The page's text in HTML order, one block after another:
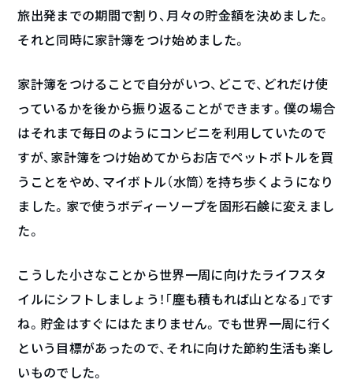
旅出発までの期間で割り、月々の貯金額を決めました。
それと同時に家計簿をつけ始めました。
家計簿をつけることで自分がいつ、どこで、どれだけ使
っているかを後から振り返ることができます。僕の場合
はそれまで毎日のようにコンビニを利用していたので
すが、家計簿をつけ始めてからお店でペットボトルを買
うことをやめ、マイボトル（水筒）を持ち歩くようになり
ました。家で使うボディーソープを固形石鹸に変えまし
た。
こうした小さなことから世界一周に向けたライフスタ
イルにシフトしましょう！「塵も積もれば山となる」です
ね。貯金はすぐにはたまりません。でも世界一周に行く
という目標があったので、それに向けた節約生活も楽し
いものでした。